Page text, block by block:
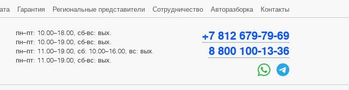
пн–пт: 10.00–18.00, сб-вс: вых.
пн–пт: 10.00–19.00, сб-вс: вых.
пн–пт: 11.00–19.00, сб: 10.00–16.00, вс: вых.
пн–пт: 11.00–19.00, сб-вс: вых.
+7 812 679-79-69
8 800 100-13-36
Гарантия Региональные представители Сотрудничество Авторазборка Контакты